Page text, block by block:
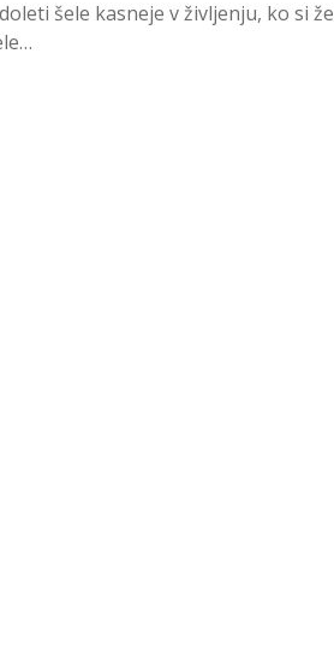
šele kasneje v življenju, ko si že